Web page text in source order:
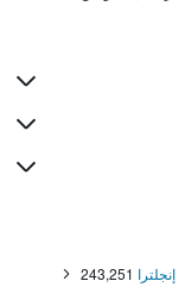
إنجلترا 243,251